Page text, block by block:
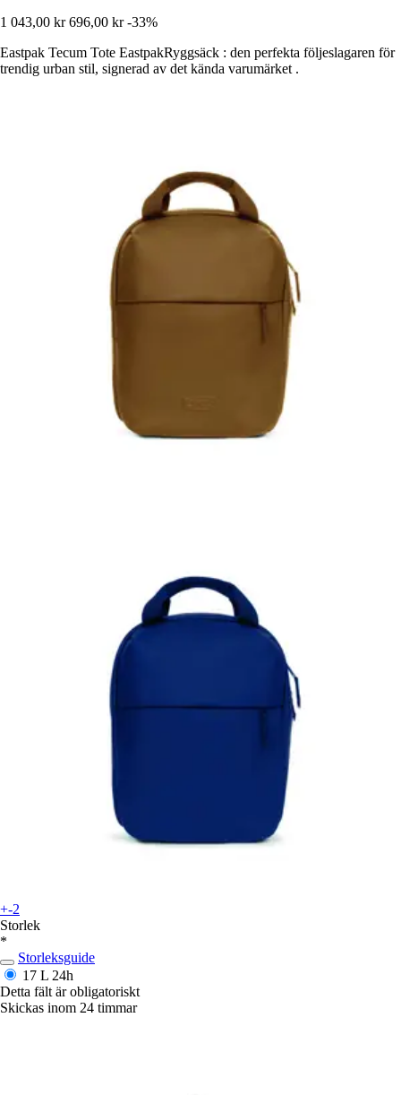
1 043,00 kr 696,00 kr -33%
Eastpak Tecum Tote EastpakRyggsäck : den perfekta följeslagaren för
trendig urban stil, signerad av det kända varumärket .
+-2
Storlek
*
Storleksguide
17 L 24h
Detta fält är obligatoriskt
Skickas inom 24 timmar